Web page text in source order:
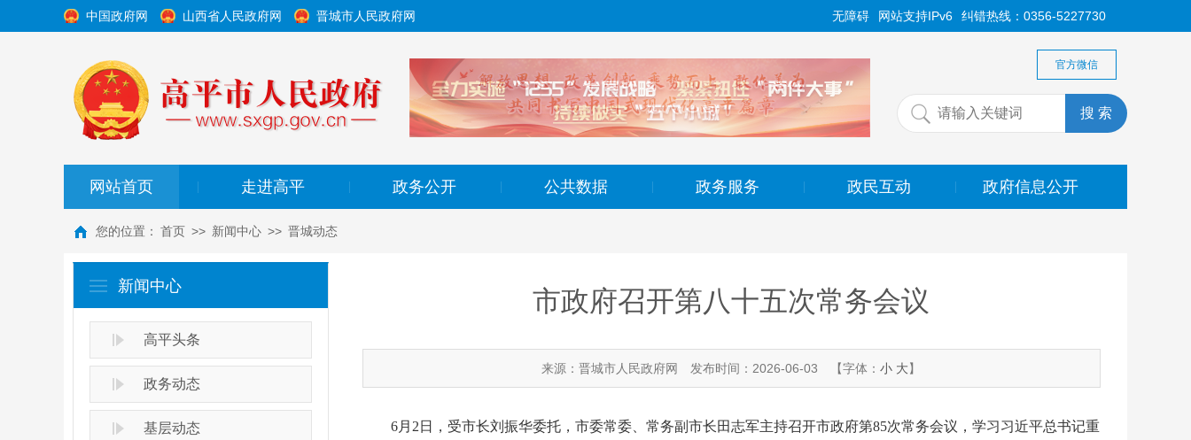
中国政府网 山西省人民政府网 晋城市人民政府网 纠错热线：0356-5227730
网站支持IPv6
无障碍
官方微信
网站首页 走进高平 政务公开 公共数据 政务服务 政民互动 政府信息公开
您的位置： 首页 >> 新闻中心 >> 晋城动态
新闻中心
高平头条
政务动态
基层动态
市政府召开第八十五次常务会议
来源：晋城市人民政府网 发布时间：2026-06-03 【字体：小 大】
6月2日，受市长刘振华委托，市委常委、常务副市长田志军主持召开市政府第85次常务会议，学习习近平总书记重